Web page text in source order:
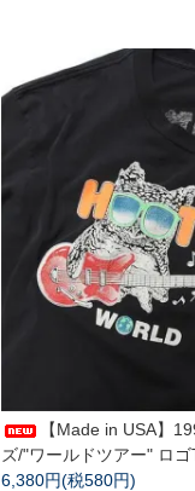
【Made in USA】
ズ/"ワールドツアー" ロゴ
6,380円(税580円)